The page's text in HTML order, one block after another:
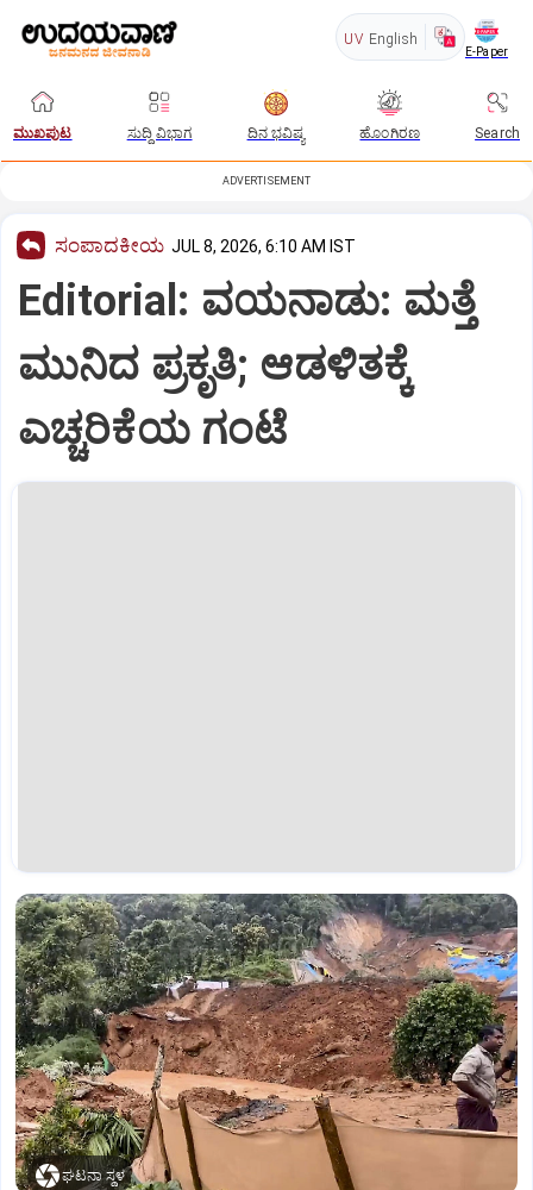
UV English
E-Paper
ಮುಖಪುಟ ಸುದ್ದಿ ವಿಭಾಗ ದಿನ ಭವಿಷ್ಯ ಹೊಂಗಿರಣ Search
ADVERTISEMENT
ಸಂಪಾದಕೀಯ JUL 8, 2026, 6:10 AM IST
Editorial: ವಯನಾಡು: ಮತ್ತೆ
ಮುನಿದ ಪ್ರಕೃತಿ; ಆಡಳಿತಕ್ಕೆ
ಎಚ್ಚರಿಕೆಯ ಗಂಟೆ
ಘಟನಾ ಸ್ಥಳ